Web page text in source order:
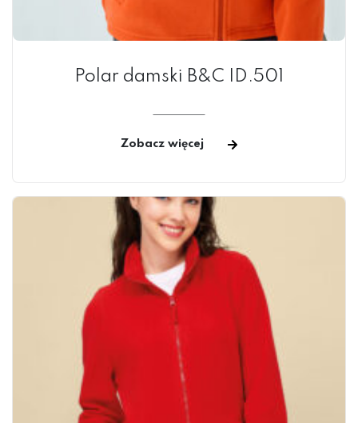
Polar damski B&C ID.501
Zobacz więcej